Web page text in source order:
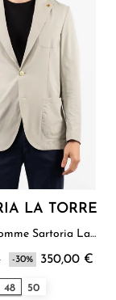
LA TORRE
La
-30% 350,00 €
48 50